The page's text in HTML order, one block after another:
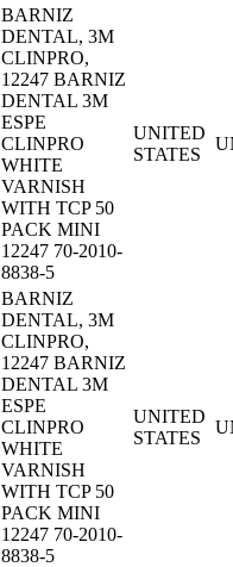
BARNIZ
DENTAL, 3M
CLINPRO,
12247 BARNIZ
DENTAL 3M
ESPE
CLINPRO
WHITE
VARNISH
WITH TCP 50
PACK MINI
12247 70-2010-
8838-5
UNITED
STATES
BARNIZ
DENTAL, 3M
CLINPRO,
12247 BARNIZ
DENTAL 3M
ESPE
CLINPRO
WHITE
VARNISH
WITH TCP 50
PACK MINI
12247 70-2010-
8838-5
UNITED
STATES